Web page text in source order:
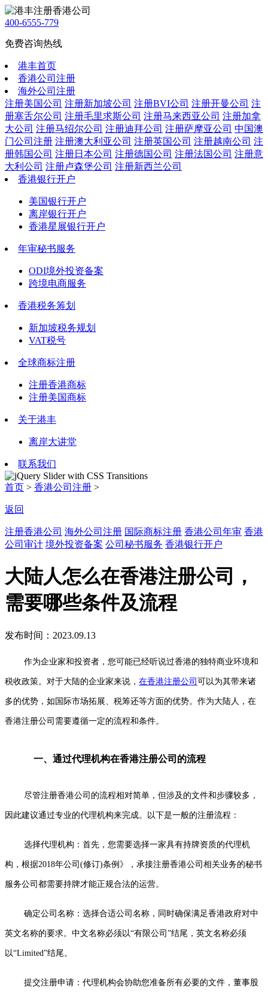
400-6555-779
免费咨询热线
港丰首页
香港公司注册
海外公司注册
注册美国公司 注册新加坡公司 注册BVI公司 注册开曼公司 注
册塞舌尔公司 注册毛里求斯公司 注册马来西亚公司 注册加拿
大公司 注册马绍尔公司 注册迪拜公司 注册萨摩亚公司 中国澳
门公司注册 注册澳大利亚公司 注册英国公司 注册越南公司 注
册韩国公司 注册日本公司 注册德国公司 注册法国公司 注册意
大利公司 注册卢森堡公司 注册新西兰公司
香港银行开户
美国银行开户
离岸银行开户
香港星展银行开户
年审秘书服务
ODI境外投资备案
跨境电商服务
香港税务筹划
新加坡税务规划
VAT税号
全球商标注册
注册香港商标
注册美国商标
关于港丰
离岸大讲堂
联系我们
首页 > 香港公司注册 >
返回
注册香港公司 海外公司注册 国际商标注册 香港公司年审 香港
公司审计 境外投资备案 公司秘书服务 香港银行开户
大陆人怎么在香港注册公司，
需要哪些条件及流程
发布时间：2023.09.13
作为企业家和投资者，您可能已经听说过香港的独特商业环境和
税收政策。对于大陆的企业家来说， 在香港注册公司 可以为其带来诸
多的优势，如国际市场拓展、税筹还等方面的优势。作为大陆人，在
香港注册公司需要遵循一定的流程和条件。
一、通过代理机构在香港注册公司的流程
尽管注册香港公司的流程相对简单，但涉及的文件和步骤较多，
因此建议通过专业的代理机构来完成。以下是一般的注册流程：
选择代理机构：首先，您需要选择一家具有持牌资质的代理机
构，根据2018年公司(修订)条例》，承接注册香港公司相关业务的秘书
服务公司都需要持牌才能正规合法的运营。
确定公司名称：选择合适公司名称，同时确保满足香港政府对中
英文名称的要求。中文名称必须以“有限公司”结尾，英文名称必须
以“Limited”结尾。
提交注册申请：代理机构会协助您准备所有必要的文件，董事股